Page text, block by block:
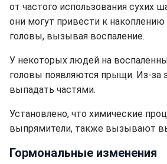
от частого использования сухих
они могут привести к
головы, вызывая воспаление.
У некоторых людей на
головы появляются прыщи. Из-за
выпадать частями.
Установлено, что химические
выпрямители, также вызывают
Гормональные изменения